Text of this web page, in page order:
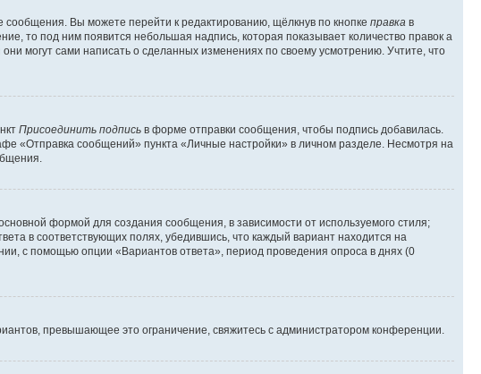
Вы можете перейти к редактированию, щёлкнув по кнопке правка в
то под ним появится небольшая надпись, которая показывает количество правок а
могут сами написать о сделанных изменениях по своему усмотрению. Учтите, что
Присоединить подпись в форме отправки сообщения, чтобы подпись добавилась.
«Отправка сообщений» пункта «Личные настройки» в личном разделе. Несмотря на
формой для создания сообщения, в зависимости от используемого стиля;
в соответствующих полях, убедившись, что каждый вариант находится на
с помощью опции «Вариантов ответа», период проведения опроса в днях (0
превышающее это ограничение, свяжитесь с администратором конференции.